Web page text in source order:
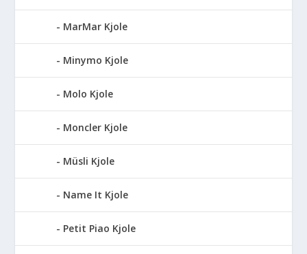
MarMar Kjole
Minymo Kjole
Molo Kjole
Moncler Kjole
Müsli Kjole
Name It Kjole
Petit Piao Kjole